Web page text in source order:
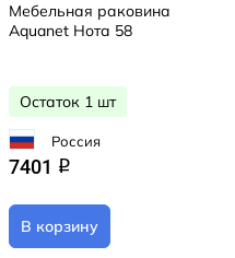
Мебельная раковина
Aquanet Нота 58
Остаток 1 шт
Россия
7401 q
В корзину